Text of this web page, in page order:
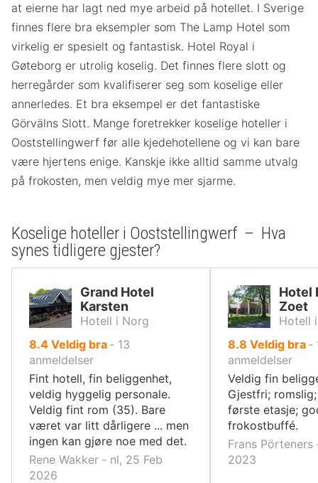
at eierne har lagt ned mye arbeid på hotellet. I Sverige
finnes flere bra eksempler som The Lamp Hotel som
virkelig er spesielt og fantastisk. Hotel Royal i
Gøteborg er utrolig koselig. Det finnes flere slott og
herregårder som kvalifiserer seg som koselige eller
annerledes. Et bra eksempel er det fantastiske
Görvälns Slott. Mange foretrekker koselige hoteller i
Ooststellingwerf før alle kjedehotellene og vi kan bare
være hjertens enige. Kanskje ikke alltid samme utvalg
på frokosten, men veldig mye mer sjarme.
Koselige hoteller i Ooststellingwerf – Hva
synes tidligere gjester?
Grand Hotel
Karsten
Hotell i Norg
8.4av
10,
Veldig bra ‐ 13
anmeldelser
Fint hotell, fin beliggenhet,
veldig hyggelig personale.
Veldig fint rom (35). Bare
været var litt dårligere ... men
ingen kan gjøre noe med det.
Rene Wakker ‐ nl, 25 Feb
2026
Hotel
Zoet
Hotell
8.8 av
10,
Veldig bra ‐
anmeldelser
Veldig fin
Gjestfri;
første etasje;
frokostbuffé.
Frans Pörteners
2023